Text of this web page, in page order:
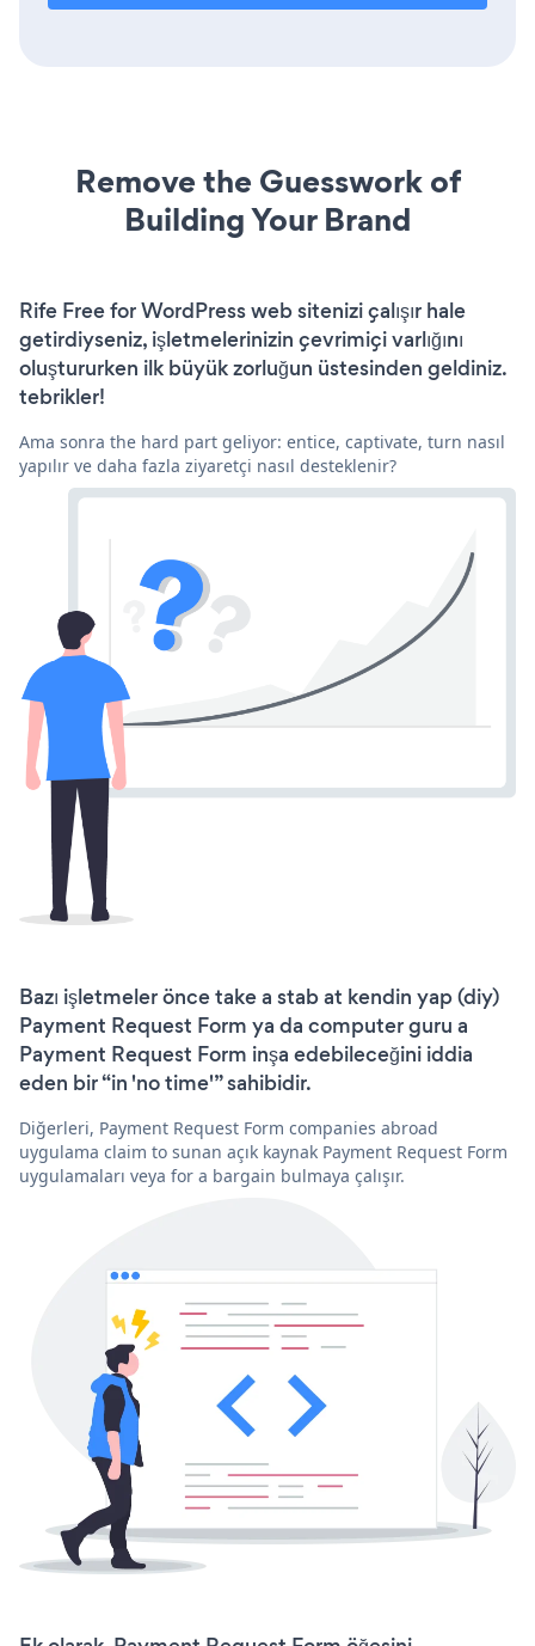
Remove the Guesswork of
Building Your Brand
Rife Free for WordPress web sitenizi çalışır hale
getirdiyseniz, işletmelerinizin çevrimiçi varlığını
oluştururken ilk büyük zorluğun üstesinden geldiniz.
tebrikler!
Ama sonra the hard part geliyor: entice, captivate, turn nasıl
yapılır ve daha fazla ziyaretçi nasıl desteklenir?
Bazı işletmeler önce take a stab at kendin yap (diy)
Payment Request Form ya da computer guru a
Payment Request Form inşa edebileceğini iddia
eden bir “in 'no time'” sahibidir.
Diğerleri, Payment Request Form companies abroad
uygulama claim to sunan açık kaynak Payment Request Form
uygulamaları veya for a bargain bulmaya çalışır.